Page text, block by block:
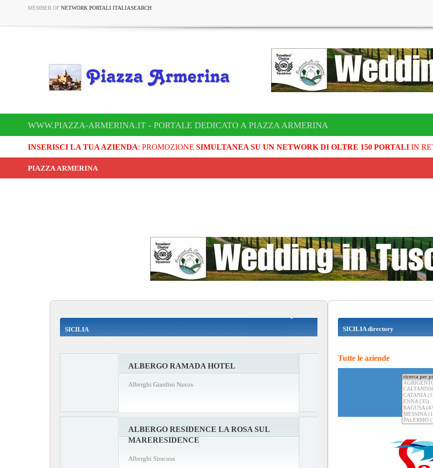
MEMBER OF NETWORK PORTALI ITALIASEARCH
WWW.PIAZZA-ARMERINA.IT - PORTALE DEDICATO A PIAZZA ARMERINA
INSERISCI LA TUA AZIENDA: PROMOZIONE SIMULTANEA SU UN NETWORK DI OLTRE 150 PORTALIIN
PIAZZA ARMERINA
SICILIA
ALBERGO RAMADA HOTEL
Alberghi Giardini Naxos
ALBERGO RESIDENCE LA ROSA SUL
MARERESIDENCE
Alberghi Siracusa
SICILIA directory
Tutte le aziende